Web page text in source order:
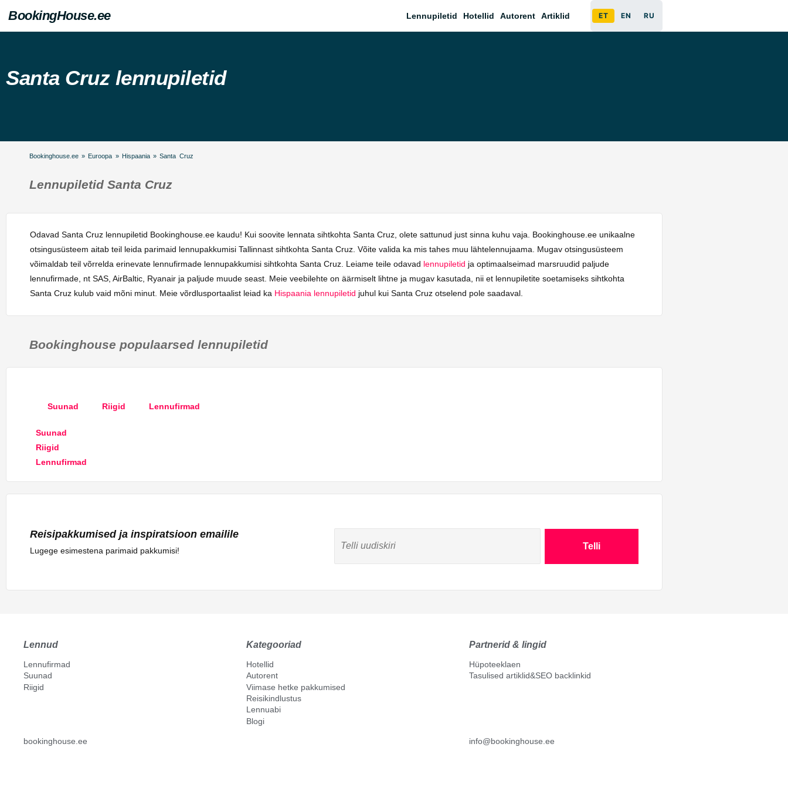
BookingHouse.ee Lennupiletid Hotellid Autorent Artiklid ET EN RU
Santa Cruz lennupiletid
Bookinghouse.ee » Euroopa » Hispaania»Santa Cruz
Lennupiletid Santa Cruz
Odavad Santa Cruz lennupiletid Bookinghouse.ee kaudu! Kui soovite lennata sihtkohta Santa Cruz, olete sattunud just sinna kuhu vaja. Bookinghouse.ee unikaalne
otsingusüsteem aitab teil leida parimaid lennupakkumisi Tallinnast sihtkohta Santa Cruz. Võite valida ka mis tahes muu lähtelennujaama. Mugav otsingusüsteem
võimaldab teil võrrelda erinevate lennufirmade lennupakkumisi sihtkohta Santa Cruz. Leiame teile odavad lennupiletid ja optimaalseimad marsruudid paljude
lennufirmade, nt SAS, AirBaltic, Ryanair ja paljude muude seast. Meie veebilehte on äärmiselt lihtne ja mugav kasutada, nii et lennupiletite soetamiseks sihtkohta
Santa Cruz kulub vaid mõni minut. Meie võrdlusportaalist leiad ka Hispaania lennupiletid juhul kui Santa Cruz otselend pole saadaval.
Bookinghouse populaarsed lennupiletid
Suunad Riigid Lennufirmad
Suunad
Riigid
Lennufirmad
Reisipakkumised ja inspiratsioon emailile
Lugege esimestena parimaid pakkumisi! Telli
Lennud
Lennufirmad
Suunad
Riigid
Kategooriad
Hotellid
Autorent
Viimase hetke pakkumised
Reisikindlustus
Lennuabi
Blogi
Partnerid & lingid
Hüpoteeklaen
Tasulised artiklid&SEO backlinkid
bookinghouse.ee info@bookinghouse.ee